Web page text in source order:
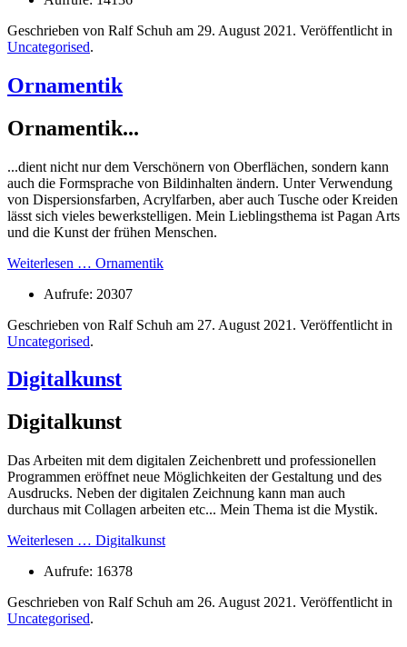
Geschrieben von Ralf Schuh am 29. August 2021 . Veröffentlicht in
Uncategorised.
Ornamentik
Ornamentik...
...dient nicht nur dem Verschönern von Oberflächen, sondern kann
auch die Formsprache von Bildinhalten ändern. Unter Verwendung
von Dispersionsfarben, Acrylfarben, aber auch Tusche oder Kreiden
lässt sich vieles bewerkstelligen. Mein Lieblingsthema ist Pagan Arts
und die Kunst der frühen Menschen.
Weiterlesen … Ornamentik
Aufrufe: 20307
Geschrieben von Ralf Schuh am 27. August 2021 . Veröffentlicht in
Uncategorised.
Digitalkunst
Digitalkunst
Das Arbeiten mit dem digitalen Zeichenbrett und professionellen
Programmen eröffnet neue Möglichkeiten der Gestaltung und des
Ausdrucks. Neben der digitalen Zeichnung kann man auch
durchaus mit Collagen arbeiten etc... Mein Thema ist die Mystik.
Weiterlesen … Digitalkunst
Aufrufe: 16378
Geschrieben von Ralf Schuh am 26. August 2021 . Veröffentlicht in
Uncategorised.